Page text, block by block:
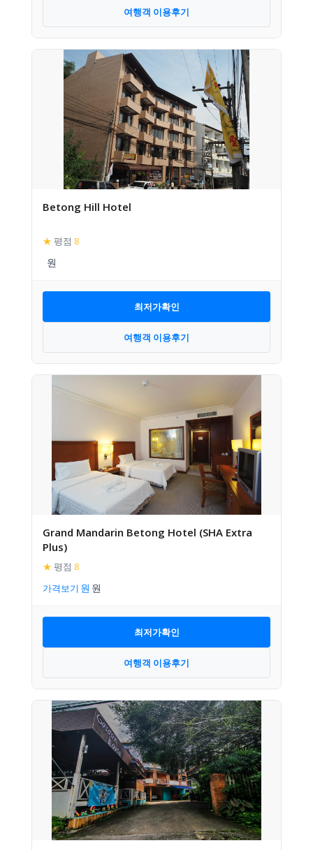
여행객 이용후기
Betong Hill Hotel
★ 평점 8
최저가확인
여행객 이용후기
Grand Mandarin Betong Hotel (SHA Extra
Plus)
★ 평점 8
가격보기
최저가확인
여행객 이용후기